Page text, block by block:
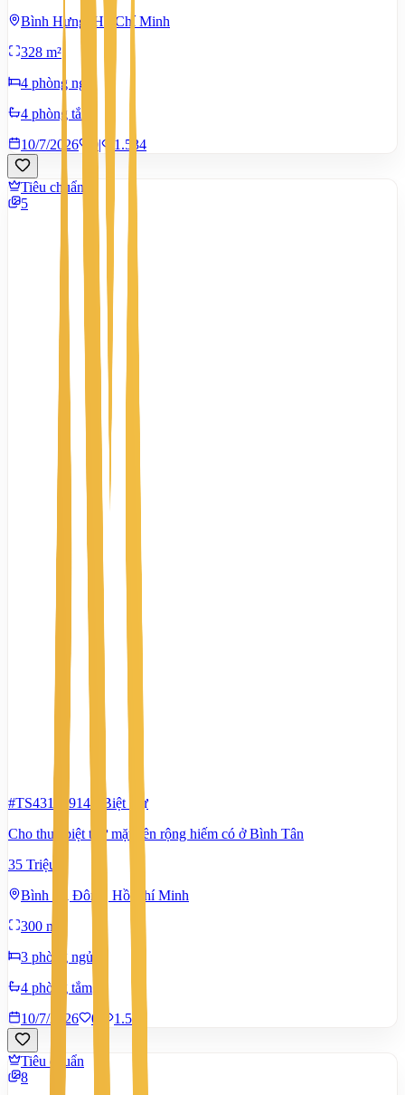
Bình Hưng, Hồ Chí Minh
328 m²
4 phòng ngủ
4 phòng tắm
10/7/2026
0| 1.534
Tiêu chuẩn
5
#TS43131914
Biệt thự
Cho thuê biệt thự mặt tiền rộng hiếm có ở Bình Tân
35 Triệu
Bình Trị Đông, Hồ Chí Minh
300 m²
3 phòng ngủ
4 phòng tắm
10/7/2026
0 1.542
Tiêu chuẩn
8